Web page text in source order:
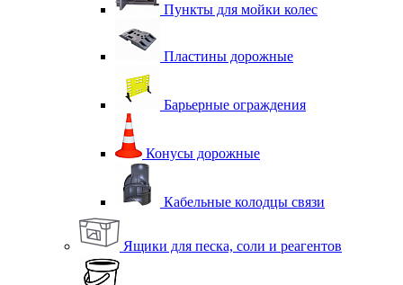
Пункты для мойки колес
Пластины дорожные
Барьерные ограждения
Конусы дорожные
Кабельные колодцы связи
Ящики для песка, соли и реагентов